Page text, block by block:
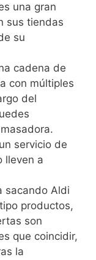
una gran
sus tiendas
su
cadena de
con múltiples
del
servicio de
lleven a
sacando Aldi
productos,
son
que coincidir,
la